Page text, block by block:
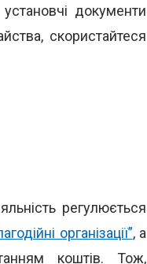
документи
скористайтеся
регулюється
організації”, а
коштів. Тож,